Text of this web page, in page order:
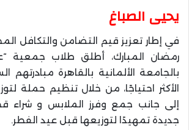
يحيى الصباغ
في إطار تعزيز قيم التضامن والتكافل
رمضان المبارك، أطلق طلاب جمعية
بالجامعة الألمانية بالقاهرة مبادرتهم
الأكثر احتياجًا، من خلال تنظيم حملة
إلى جانب جمع وفرز الملابس و شراء
جديدة تمهيدًا لتوزيعها قبل عيد الفطر.